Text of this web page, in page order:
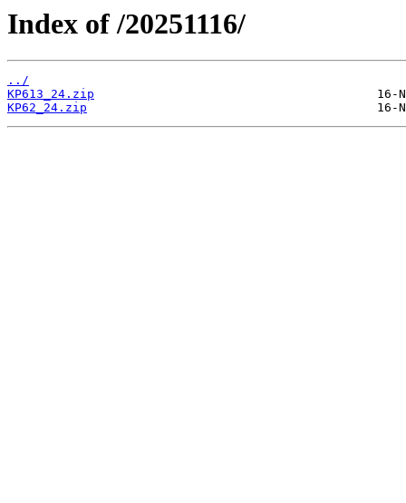
Index of /20251116/
../
KP613_24.zip
KP62_24.zip